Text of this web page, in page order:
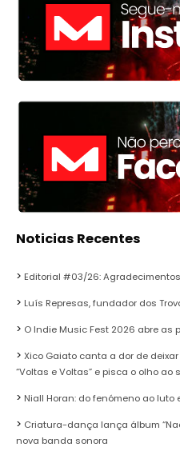
Noticias Recentes
Editorial #03/26:
Luís Represas, fundador dos
O Indie Music Fest 2026 abre as
Xico Gaiato canta a dor de
“Voltas e Voltas” e pisca o olho ao
Niall Horan: do fenómeno ao luto
Criatura-dança lança álbum
nova banda sonora